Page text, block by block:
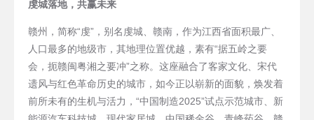
虔城落地，共赢未来
赣州，简称“虔”，别名虔城、赣南，作为江西省面积最广、
人口最多的地级市，其地理位置优越，素有“据五岭之要
会，扼赣闽粤湘之要冲”之称。这座融合了客家文化、宋代
遗风与红色革命历史的城市，如今正以崭新的面貌，焕发着
前所未有的生机与活力，“中国制造2025”试点示范城市、新